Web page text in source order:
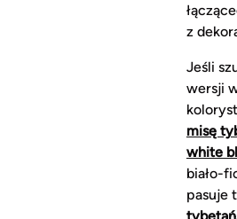
z
Jeśli
wersji
misę
white
biało-
pasuje